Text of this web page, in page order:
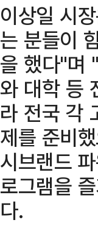
이상일 시
는 분들이
을 했다"며
와 대학 등
라 전국 각
제를 준비
시브랜드
로그램을
다.